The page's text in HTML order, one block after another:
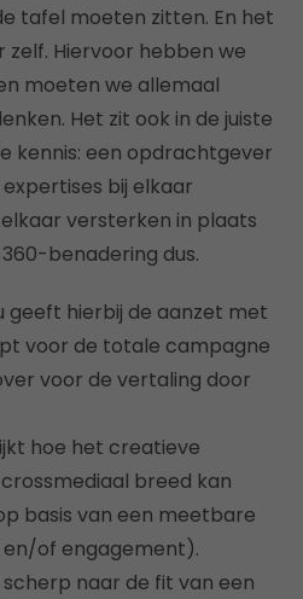
tafel moeten zitten. En het
Hiervoor hebben we
moeten we allemaal
Het zit ook in de juiste
kennis: een opdrachtgever
bij elkaar
versterken in plaats
benadering dus.
geeft hierbij de aanzet met
voor de totale campagne
voor de vertaling door
hoe het creatieve
breed kan
basis van een meetbare
of engagement).
naar de fit van een